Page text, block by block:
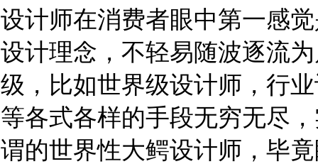
设计师在消费者眼中第一感
设计理念，不轻易随波逐流
级，比如世界级设计师，行
等各式各样的手段无穷无尽
谓的世界性大鳄设计师，毕